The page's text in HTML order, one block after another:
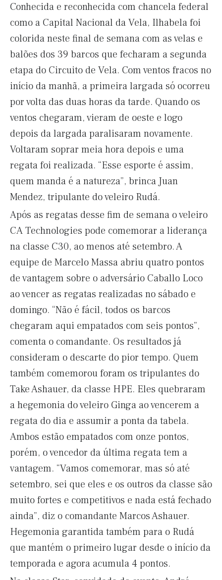
Conhecida e reconhecida com chancela federal
como a Capital Nacional da Vela, Ilhabela foi
colorida neste final de semana com as velas e
balões dos 39 barcos que fecharam a segunda
etapa do Circuito de Vela. Com ventos fracos no
início da manhã, a primeira largada só ocorreu
por volta das duas horas da tarde. Quando os
ventos chegaram, vieram de oeste e logo
depois da largada paralisaram novamente.
Voltaram soprar meia hora depois e uma
regata foi realizada. “Esse esporte é assim,
quem manda é a natureza”, brinca Juan
Mendez, tripulante do veleiro Rudá.
Após as regatas desse fim de semana o veleiro
CA Technologies pode comemorar a liderança
na classe C30, ao menos até setembro. A
equipe de Marcelo Massa abriu quatro pontos
de vantagem sobre o adversário Caballo Loco
ao vencer as regatas realizadas no sábado e
domingo. “Não é fácil, todos os barcos
chegaram aqui empatados com seis pontos”,
comenta o comandante. Os resultados já
consideram o descarte do pior tempo. Quem
também comemorou foram os tripulantes do
Take Ashauer, da classe HPE. Eles quebraram
a hegemonia do veleiro Ginga ao vencerem a
regata do dia e assumir a ponta da tabela.
Ambos estão empatados com onze pontos,
porém, o vencedor da última regata tem a
vantagem. “Vamos comemorar, mas só até
setembro, sei que eles e os outros da classe são
muito fortes e competitivos e nada está fechado
ainda”, diz o comandante Marcos Ashauer.
Hegemonia garantida também para o Rudá
que mantém o primeiro lugar desde o início da
temporada e agora acumula 4 pontos.